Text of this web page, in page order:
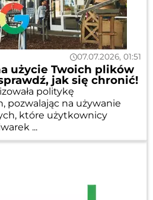
07.07.2026, 01:51
użycie Twoich plików
jak się chronić!
politykę
pozwalając na używanie
które użytkownicy
...